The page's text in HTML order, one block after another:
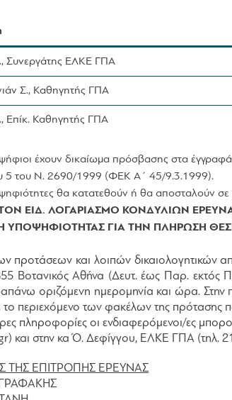
Συνεργάτης ΕΛΚΕ ΓΠΑ
Σ., Καθηγητής ΓΠΑ
Επίκ. Καθηγητής ΓΠΑ
έχουν δικαίωμα πρόσβασης στα
5 του Ν. 2690/1999 (ΦΕΚ Α΄ 45/9.3.1999).
θα κατατεθούν ή θα αποσταλούν
ΕΙΔ. ΛΟΓΑΡΙΑΣΜΟ ΚΟΝΔΥΛΙΩΝ
ΥΠΟΨΗΦΙΟΤΗΤΑΣ ΓΙΑ ΤΗΝ ΠΛΗΡΩΣΗ
προτάσεων και λοιπών δικαιολογητικών
Βοτανικός Αθήνα (Δευτ. έως Παρ. εκτός
οριζόμενη ημερομηνία και ώρα.
το περιεχόμενο των φακέλων της πρότασης
πληροφορίες οι ενδιαφερόμενοι/ες
και στην κα Ό. Δεφίγγου, ΕΛΚΕ ΓΠΑ (τηλ.
ΤΗΣ ΕΠΙΤΡΟΠΗΣ ΕΡΕΥΝΑΣ